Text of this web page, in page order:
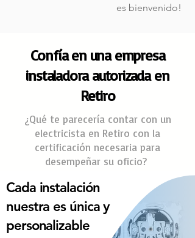
es bienvenido!
Confía en una empresa
instaladora autorizada en
Retiro
¿Qué te parecería contar con un
electricista en Retiro con la
certificación necesaria para
desempeñar su oficio?
Cada instalación
nuestra es única y
personalizable